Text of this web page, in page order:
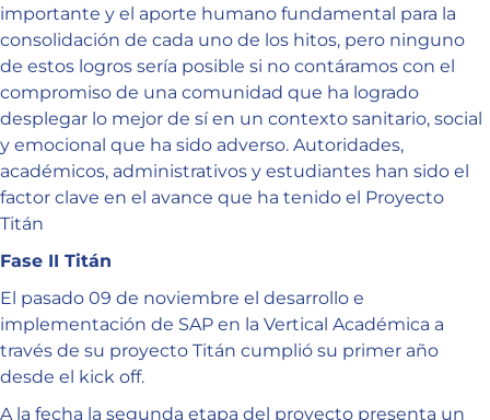
importante y el aporte humano fundamental para la
consolidación de cada uno de los hitos, pero ninguno
de estos logros sería posible si no contáramos con el
compromiso de una comunidad que ha logrado
desplegar lo mejor de sí en un contexto sanitario, social
y emocional que ha sido adverso. Autoridades,
académicos, administrativos y estudiantes han sido el
factor clave en el avance que ha tenido el Proyecto
Titán
Fase II Titán
El pasado 09 de noviembre el desarrollo e
implementación de SAP en la Vertical Académica a
través de su proyecto Titán cumplió su primer año
desde el kick off.
A la fecha la segunda etapa del proyecto presenta un